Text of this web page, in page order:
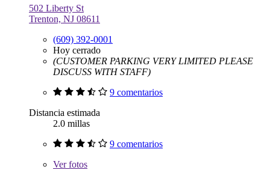
502 Liberty St
Trenton, NJ 08611
(609) 392-0001
Hoy cerrado
(CUSTOMER PARKING VERY LIMITED PLEASE
DISCUSS WITH STAFF)
9 comentarios
Distancia estimada
2.0 millas
9 comentarios
Verfotos